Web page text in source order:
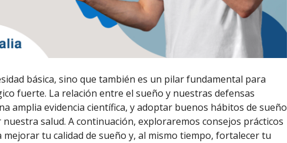
básica, sino que también es un pilar fundamental para
fuerte. La relación entre el sueño y nuestras defensas
amplia evidencia científica, y adoptar buenos hábitos de sueño
salud. A continuación, exploraremos consejos prácticos
tu calidad de sueño y, al mismo tiempo, fortalecer tu